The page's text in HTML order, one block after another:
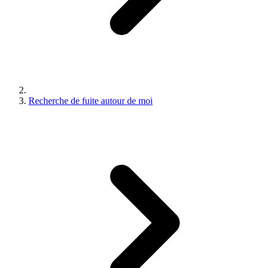
Recherche de fuite autour de moi